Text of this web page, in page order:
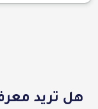
هل تريد